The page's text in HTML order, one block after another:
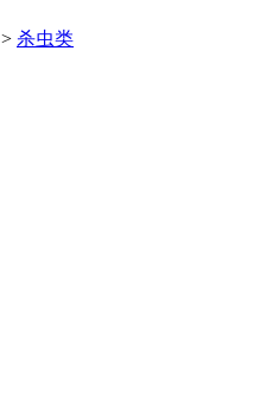
> 杀虫类